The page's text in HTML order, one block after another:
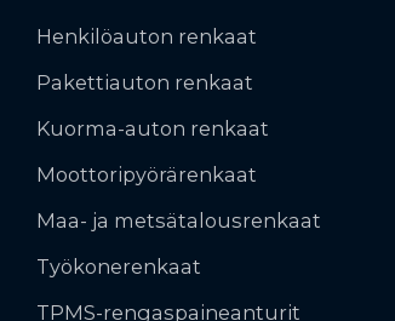
Henkilöauton renkaat
Pakettiauton renkaat
Kuorma-auton renkaat
Moottoripyörärenkaat
Maa- ja metsätalousrenkaat
Työkonerenkaat
TPMS-rengaspaineanturit